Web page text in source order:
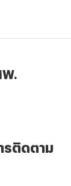
รติดตาม